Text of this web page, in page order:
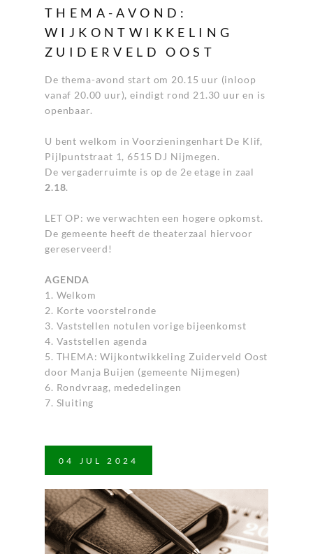
THEMA-AVOND:
WIJKONTWIKKELING
ZUIDERVELD OOST
De thema-avond start om 20.15 uur (inloop
vanaf 20.00 uur), eindigt rond 21.30 uur en is
openbaar.
U bent welkom in Voorzieningenhart De Klif,
Pijlpuntstraat 1, 6515 DJ Nijmegen.
De vergaderruimte is op de 2e etage in zaal
2.18.
LET OP: we verwachten een hogere opkomst.
De gemeente heeft de theaterzaal hiervoor
gereserveerd!
AGENDA
1. Welkom
2. Korte voorstelronde
3. Vaststellen notulen vorige bijeenkomst
4. Vaststellen agenda
5. THEMA: Wijkontwikkeling Zuiderveld Oost
door Manja Buijen (gemeente Nijmegen)
6. Rondvraag, mededelingen
7. Sluiting
04 JUL 2024